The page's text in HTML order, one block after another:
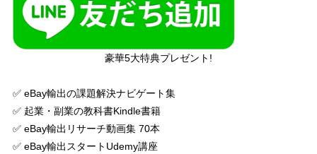
豪華5大特典プレゼント!
✅ eBay輸出の課題解決ナビゲート集
✅ 起業・副業の教科書Kindle書籍
✅ eBay輸出リサーチ動画集 70本
✅ eBay輸出スタートUdemy講座